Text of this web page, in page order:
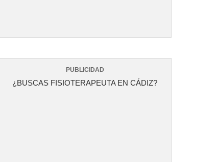
PUBLICIDAD
¿BUSCAS FISIOTERAPEUTA EN CÁDIZ?